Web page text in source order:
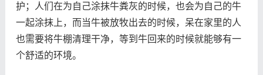
护；人们在为自己涂抹牛粪灰的时候，也会为自己的牛
一起涂抹上，而当牛被放牧出去的时候，呆在家里的人
也需要将牛棚清理干净，等到牛回来的时候就能够有一
个舒适的环境。